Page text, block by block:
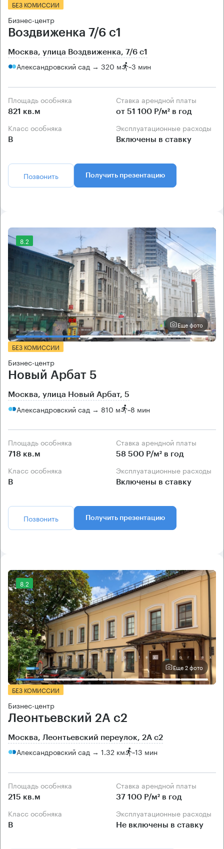
БЕЗ КОМИССИИ
Бизнес-центр
Воздвиженка 7/6 с1
Москва, улица Воздвиженка, 7/6 с1
Александровский сад → 320 м ~3 мин
Площадь особняка
821 кв.м
Ставка арендной платы
от 51 100 Р/м² в год
Класс особняка
B
Эксплуатационные расходы
Включены в ставку
Позвонить Получить презентацию
8.2
Еще фото
БЕЗ КОМИССИИ
Бизнес-центр
Новый Арбат 5
Москва, улица Новый Арбат, 5
Александровский сад → 810 м ~8 мин
Площадь особняка
718 кв.м
Ставка арендной платы
58 500 Р/м² в год
Класс особняка
B
Эксплуатационные расходы
Включены в ставку
Позвонить Получить презентацию
8.2
Еще 2 фото
БЕЗ КОМИССИИ
Бизнес-центр
Леонтьевский 2А с2
Москва, Леонтьевский переулок, 2А с2
Александровский сад → 1.32 км ~13 мин
Площадь особняка
215 кв.м
Ставка арендной платы
37 100 Р/м² в год
Класс особняка
B
Эксплуатационные расходы
Не включены в ставку